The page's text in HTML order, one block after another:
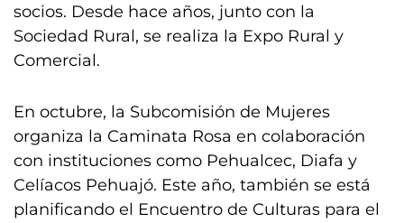
socios. Desde hace años, junto con la
Sociedad Rural, se realiza la Expo Rural y
Comercial.
En octubre, la Subcomisión de Mujeres
organiza la Caminata Rosa en colaboración
con instituciones como Pehualcec, Diafa y
Celíacos Pehuajó. Este año, también se está
planificando el Encuentro de Culturas para el